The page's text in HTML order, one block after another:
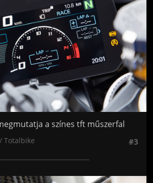
a színes tft műszerfal
Totalbike #3